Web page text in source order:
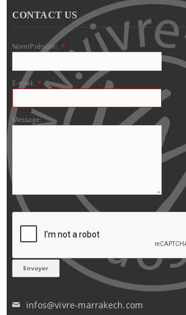
CONTACT US
Nom/Prénom: *
E-mail: *
Message:
✉ infos@vivre-marrakech.com